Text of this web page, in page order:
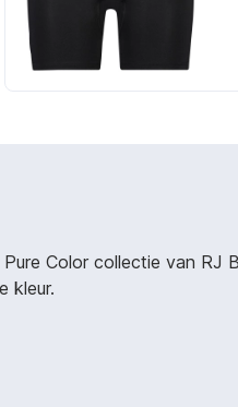
Color collectie van RJ
kleur.